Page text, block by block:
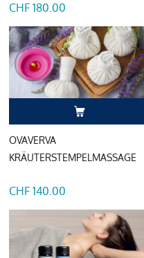
CHF 180.00
OVAVERVA
KRÄUTERSTEMPELMASSAGE
CHF 140.00